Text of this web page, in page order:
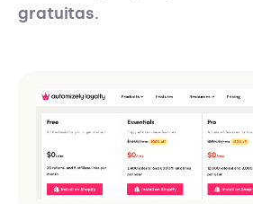
gratuitas.